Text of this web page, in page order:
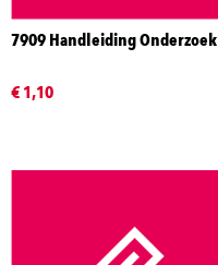
7909 Handleiding Onderzoek
€ 1,10